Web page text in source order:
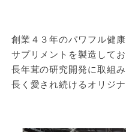
創業４３年のパワフル健
サプリメントを製造してお
長年茸の研究開発に取組
長く愛され続けるオリジ